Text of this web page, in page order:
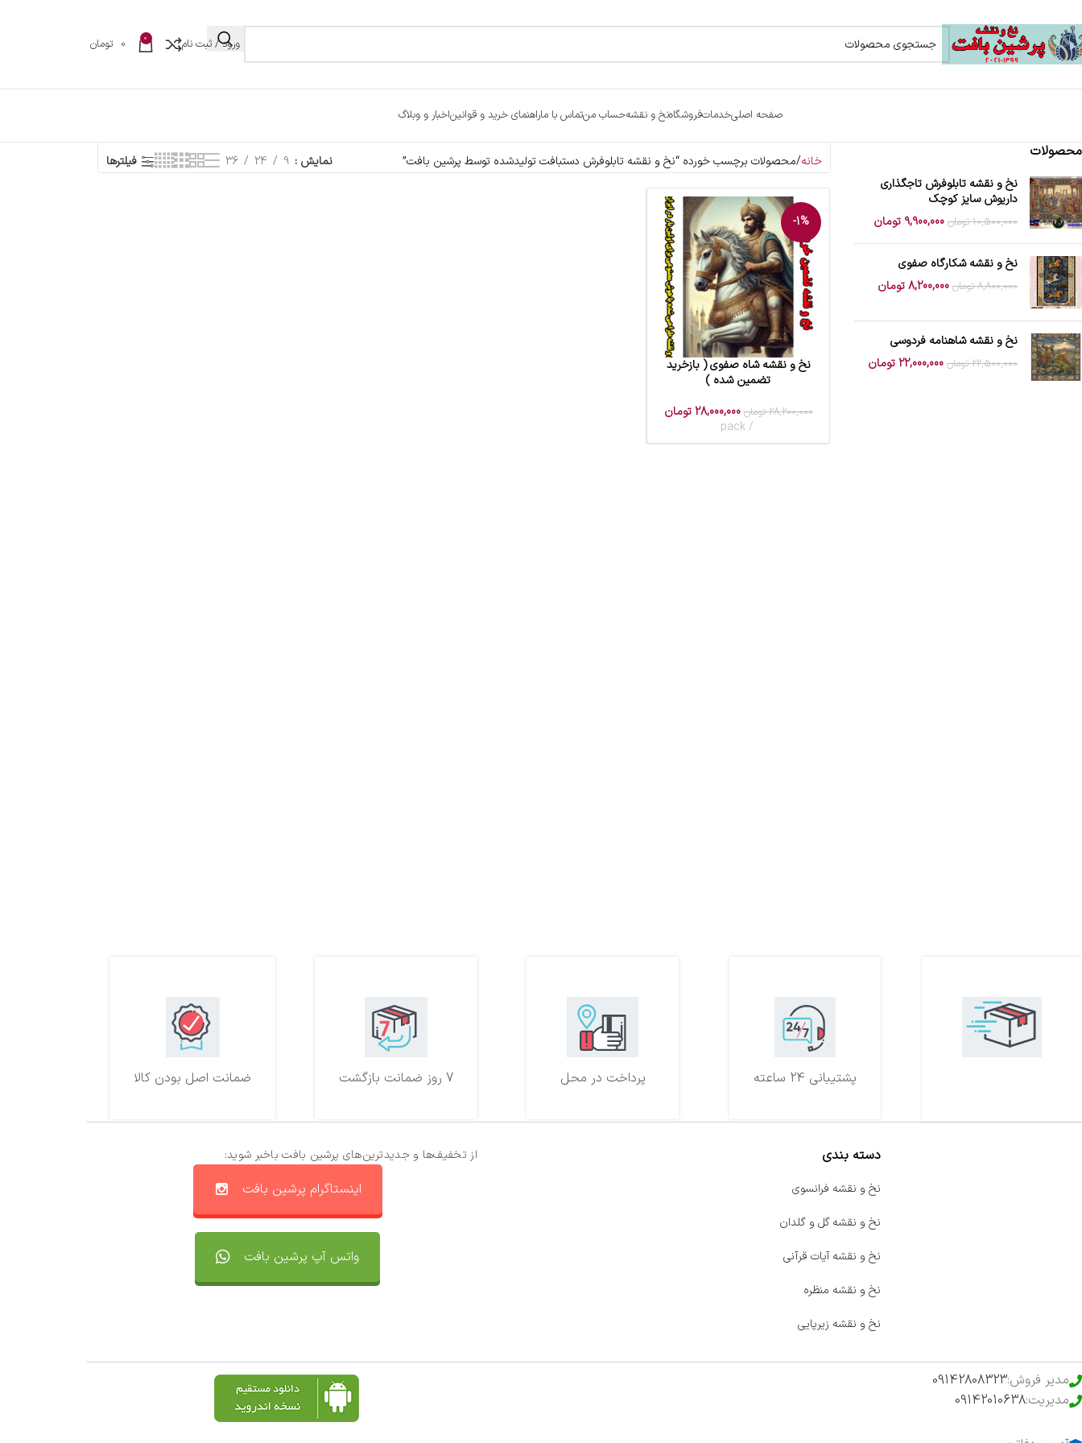
ورود / ثبت نام 0
0 تومان
صفحه اصلیخدماتفروشگاهنخ و نقشهحساب منتماس با ماراهنمای خرید و قوانیناخبار و وبلاگ
محصولات
نخ و نقشه تابلوفرش تاجگذاری
داریوش سایز کوچک
10,500,000 تومان 9,900,000 تومان
نخ و نقشه شکارگاه صفوی
8,800,000 تومان 8,200,000تومان
نخ و نقشه شاهنامه فردوسی
22,500,000 تومان 22,000,000تومان
خانه محصولات برچسب خورده “نخ و نقشه تابلوفرش دستبافت تولیدشده توسط پرشین بافت” نمایش 9
24
36 فیلترها
-1%
افزودن به سبد خرید
نخ و نقشه شاه صفوی ( بازخرید
تضمین شده )
28,200,000 تومان 28,000,000 تومان
pack
ضمانت اصل بودن کالا 7 روز ضمانت بازگشت پرداخت در محل پشتیبانی 24 ساعته
از تخفیف‌ها و جدیدترین‌های پرشین بافت باخبر شوید:
اینستاگرام پرشین بافت
واتس آپ پرشین بافت
دسته بندی
نخ و نقشه فرانسوی
نخ و نقشه گل و گلدان
نخ و نقشه آیات قرآنی
نخ و نقشه منظره
نخ و نقشه زیرپایی
مدیر فروش:09142808323
مدیریت:09142010638